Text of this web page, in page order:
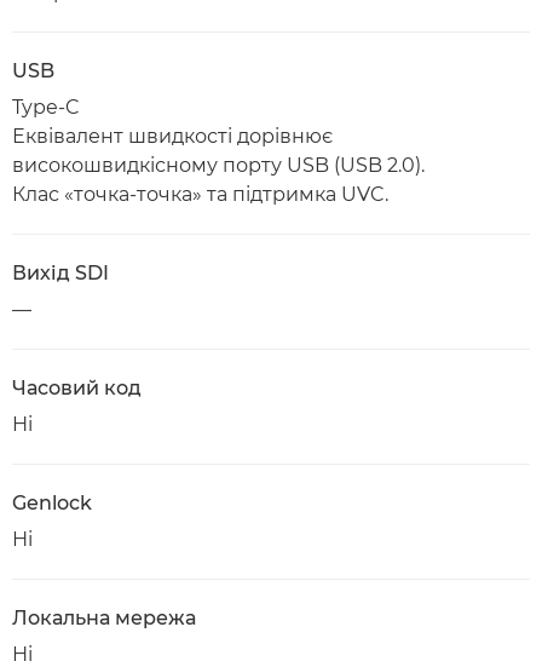
USB
Type-C
Еквівалент швидкості дорівнює
високошвидкісному порту USB (USB 2.0).
Клас «точка-точка» та підтримка UVC.
Вихід SDI
—
Часовий код
Ні
Genlock
Ні
Локальна мережа
Ні